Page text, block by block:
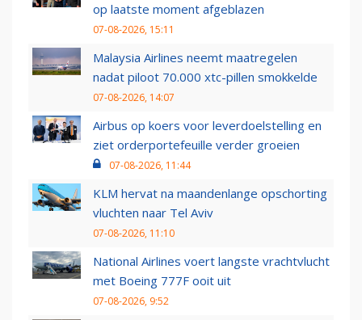
op laatste moment afgeblazen
07-08-2026, 15:11
Malaysia Airlines neemt maatregelen
nadat piloot 70.000 xtc-pillen smokkelde
07-08-2026, 14:07
Airbus op koers voor leverdoelstelling en
ziet orderportefeuille verder groeien
07-08-2026, 11:44
KLM hervat na maandenlange opschorting
vluchten naar Tel Aviv
07-08-2026, 11:10
National Airlines voert langste vrachtvlucht
met Boeing 777F ooit uit
07-08-2026, 9:52